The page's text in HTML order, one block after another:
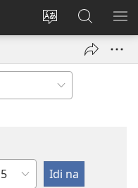
Promijeni
Prijava
(otvara
prozor)
JW.ORG
|
Pretraga
Poglavlje